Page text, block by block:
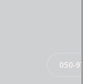
050-9769-310